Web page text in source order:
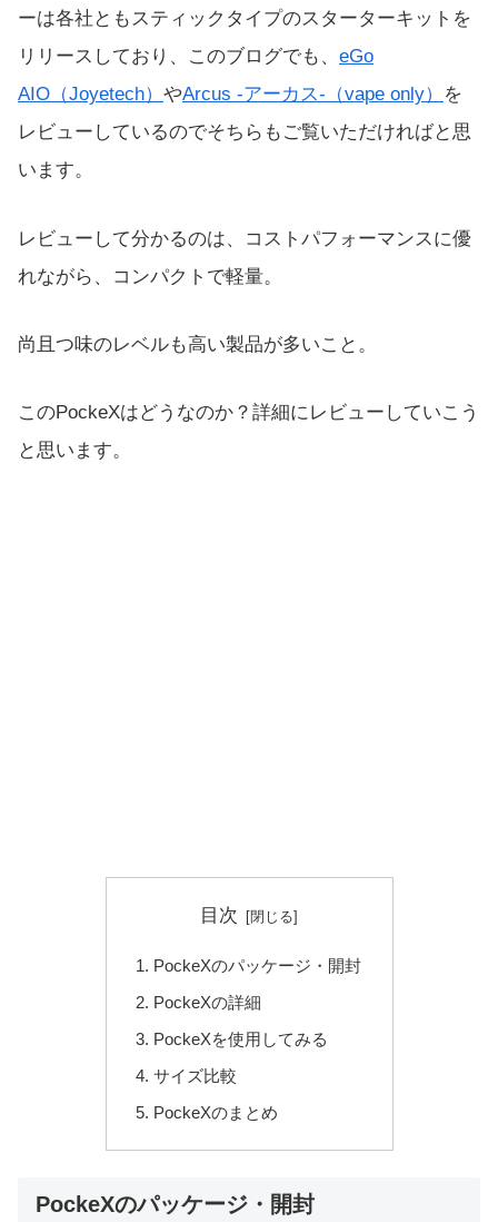
ーは各社ともスティックタイプのスターターキットを
リリースしており、このブログでも、 eGo
AIO（Joyetech） やArcus -アーカス-（vape only）
を
レビューしているのでそちらもご覧いただければと思
います。
レビューして分かるのは、コストパフォーマンスに優
れながら、コンパクトで軽量。
尚且つ味のレベルも高い製品が多いこと。
このPockeXはどうなのか？詳細にレビューしていこう
と思います。
目次
PockeXのパッケージ・開封
PockeXの詳細
PockeXを使用してみる
サイズ比較
PockeXのまとめ
PockeXのパッケージ・開封